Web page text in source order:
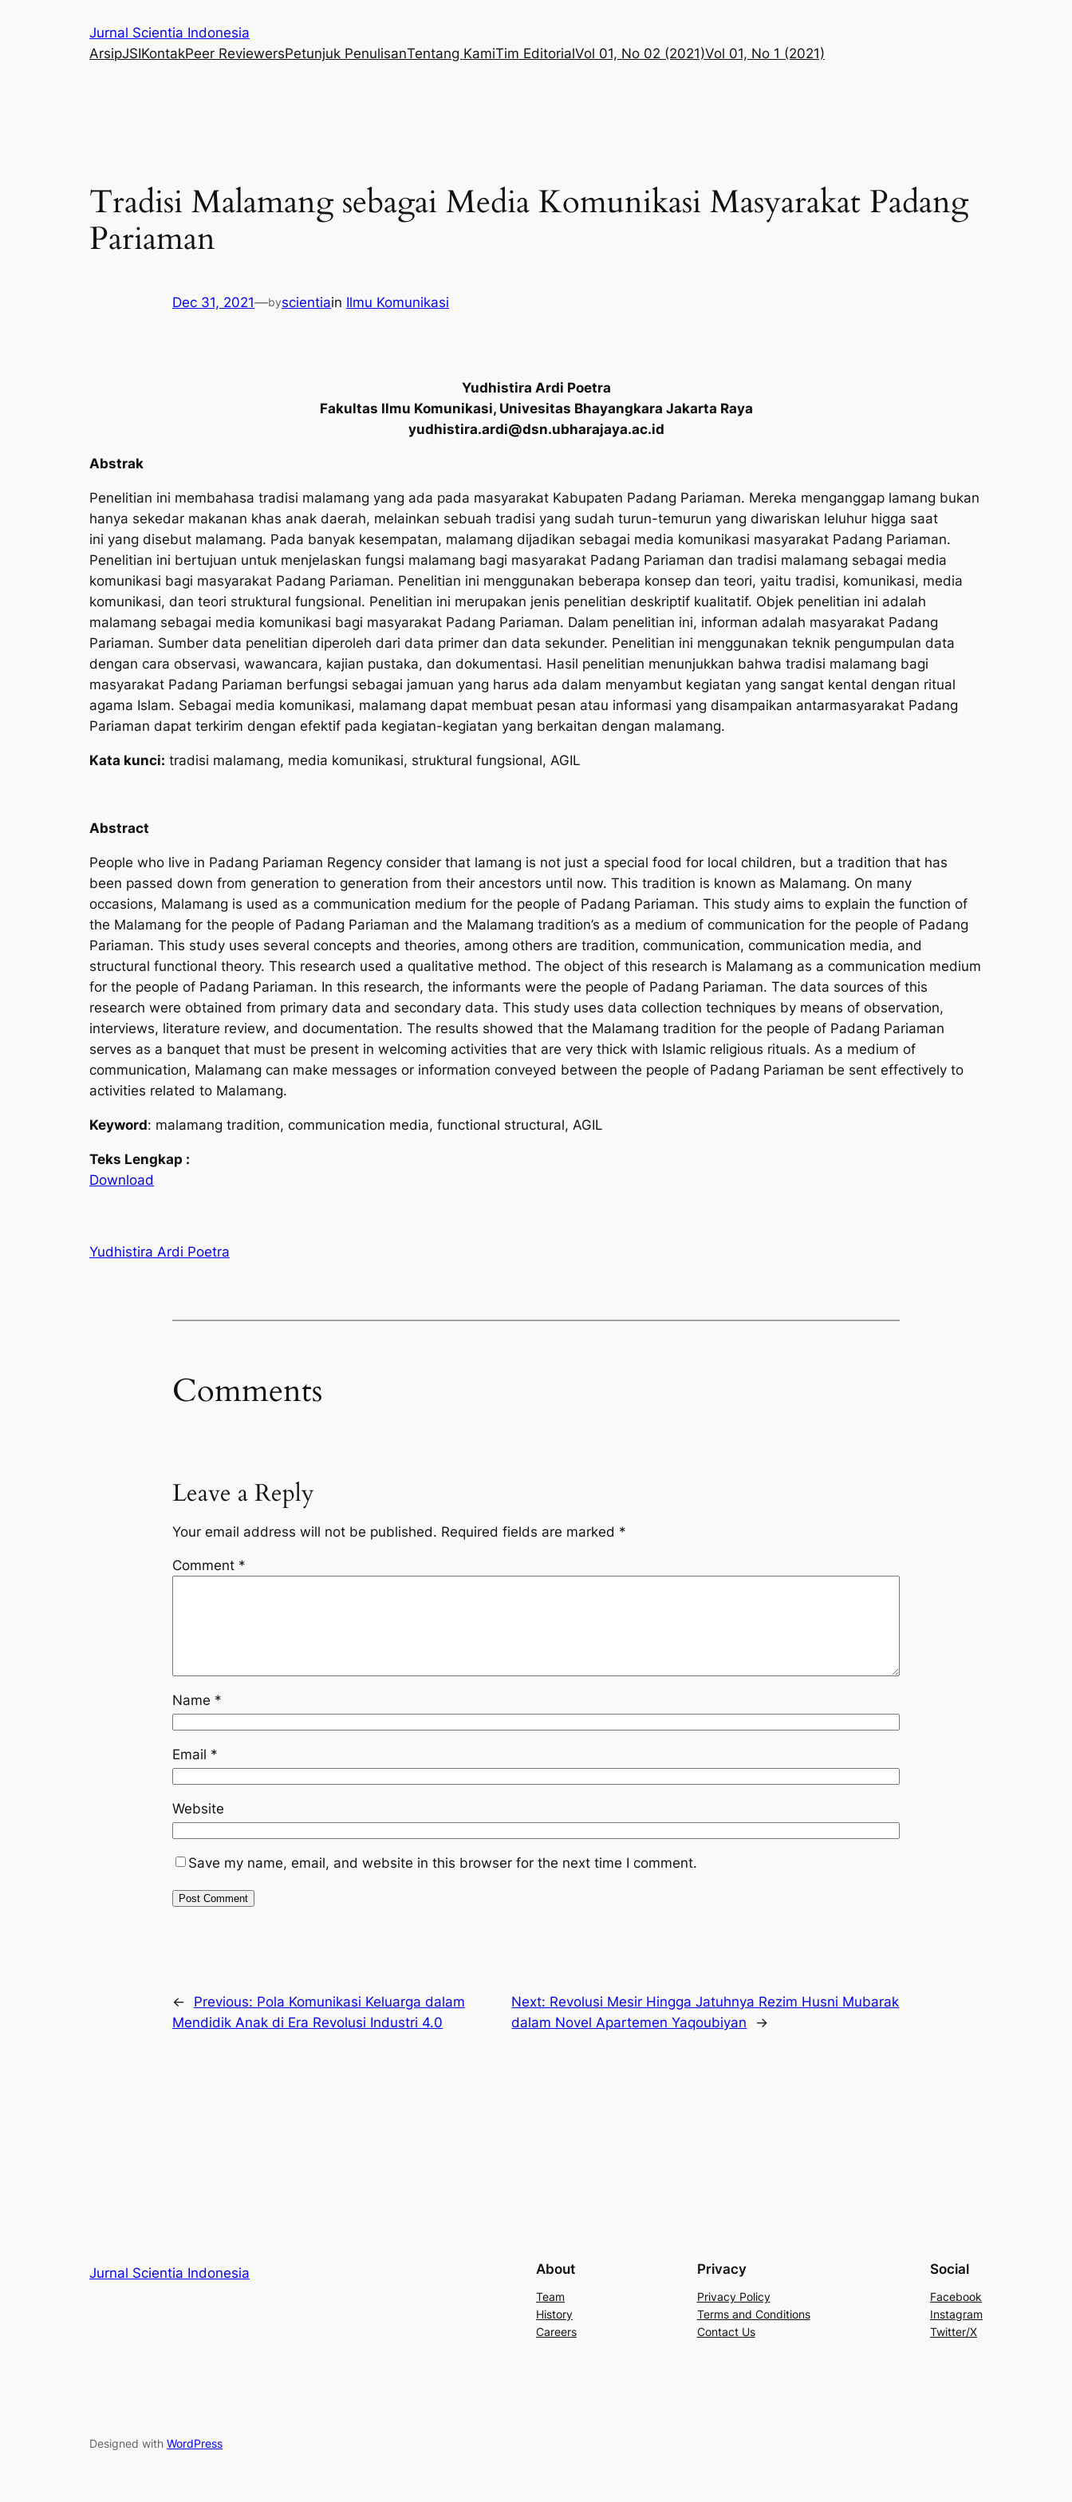
Jurnal Scientia Indonesia
ArsipJSIKontakPeer ReviewersPetunjuk PenulisanTentang KamiTim EditorialVol 01, No 02 (2021)Vol 01, No 1 (2021)
Tradisi Malamang sebagai Media Komunikasi Masyarakat Padang
Pariaman
Dec 31, 2021—byscientiain Ilmu Komunikasi
Yudhistira Ardi Poetra
Fakultas Ilmu Komunikasi, Univesitas Bhayangkara Jakarta Raya
yudhistira.ardi@dsn.ubharajaya.ac.id
Abstrak
Penelitian ini membahasa tradisi malamang yang ada pada masyarakat Kabupaten Padang Pariaman. Mereka menganggap lamang bukan
hanya sekedar makanan khas anak daerah, melainkan sebuah tradisi yang sudah turun-temurun yang diwariskan leluhur higga saat
ini yang disebut malamang. Pada banyak kesempatan, malamang dijadikan sebagai media komunikasi masyarakat Padang Pariaman.
Penelitian ini bertujuan untuk menjelaskan fungsi malamang bagi masyarakat Padang Pariaman dan tradisi malamang sebagai media
komunikasi bagi masyarakat Padang Pariaman. Penelitian ini menggunakan beberapa konsep dan teori, yaitu tradisi, komunikasi, media
komunikasi, dan teori struktural fungsional. Penelitian ini merupakan jenis penelitian deskriptif kualitatif. Objek penelitian ini adalah
malamang sebagai media komunikasi bagi masyarakat Padang Pariaman. Dalam penelitian ini, informan adalah masyarakat Padang
Pariaman. Sumber data penelitian diperoleh dari data primer dan data sekunder. Penelitian ini menggunakan teknik pengumpulan data
dengan cara observasi, wawancara, kajian pustaka, dan dokumentasi. Hasil penelitian menunjukkan bahwa tradisi malamang bagi
masyarakat Padang Pariaman berfungsi sebagai jamuan yang harus ada dalam menyambut kegiatan yang sangat kental dengan ritual
agama Islam. Sebagai media komunikasi, malamang dapat membuat pesan atau informasi yang disampaikan antarmasyarakat Padang
Pariaman dapat terkirim dengan efektif pada kegiatan-kegiatan yang berkaitan dengan malamang.
Kata kunci: tradisi malamang, media komunikasi, struktural fungsional, AGIL
Abstract
People who live in Padang Pariaman Regency consider that lamang is not just a special food for local children, but a tradition that has
been passed down from generation to generation from their ancestors until now. This tradition is known as Malamang. On many
occasions, Malamang is used as a communication medium for the people of Padang Pariaman. This study aims to explain the function of
the Malamang for the people of Padang Pariaman and the Malamang tradition’s as a medium of communication for the people of Padang
Pariaman. This study uses several concepts and theories, among others are tradition, communication, communication media, and
structural functional theory. This research used a qualitative method. The object of this research is Malamang as a communication medium
for the people of Padang Pariaman. In this research, the informants were the people of Padang Pariaman. The data sources of this
research were obtained from primary data and secondary data. This study uses data collection techniques by means of observation,
interviews, literature review, and documentation. The results showed that the Malamang tradition for the people of Padang Pariaman
serves as a banquet that must be present in welcoming activities that are very thick with Islamic religious rituals. As a medium of
communication, Malamang can make messages or information conveyed between the people of Padang Pariaman be sent effectively to
activities related to Malamang.
Keyword: malamang tradition, communication media, functional structural, AGIL
Teks Lengkap :
Download
Yudhistira Ardi Poetra
Comments
Leave a Reply
Your email address will not be published. Required fields are marked *
Comment *
Name *
Email *
Website
Save my name, email, and website in this browser for the next time I comment.
← Previous: Pola Komunikasi Keluarga dalam
Mendidik Anak di Era Revolusi Industri 4.0
Next: Revolusi Mesir Hingga Jatuhnya Rezim Husni Mubarak
dalam Novel Apartemen Yaqoubiyan
→
Jurnal Scientia Indonesia About
Team
History
Careers
Privacy
Privacy Policy
Terms and Conditions
Contact Us
Social
Facebook
Instagram
Twitter/X
Designed with WordPress